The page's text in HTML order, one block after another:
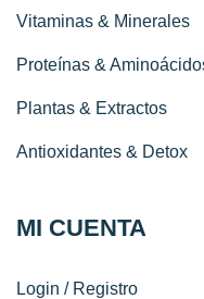
Vitaminas & Minerales
Proteínas &
Plantas & Extractos
Antioxidantes & Detox
MI CUENTA
Login / Registro